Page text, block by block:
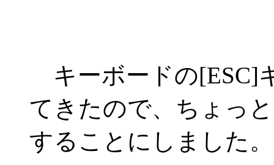
キーボードの[ESC]
てきたので、ちょっ
することにしました。